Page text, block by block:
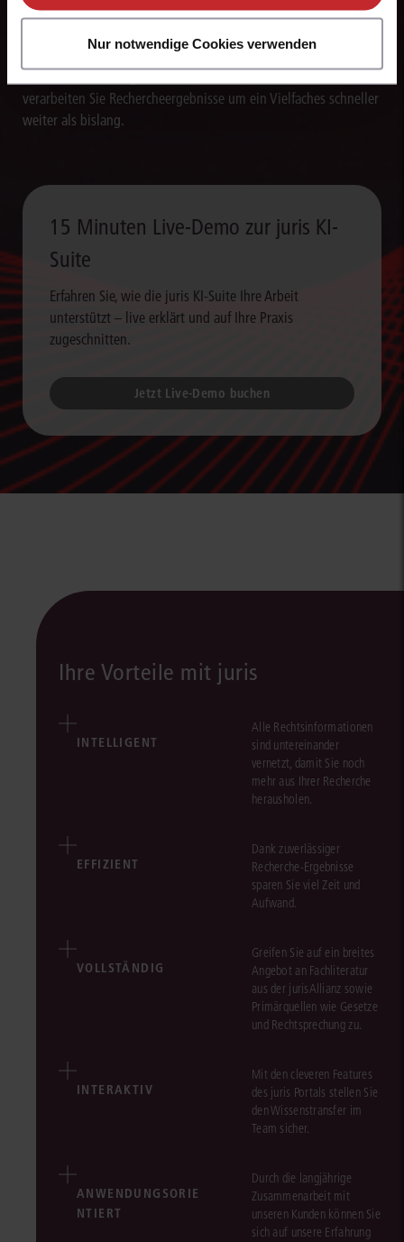
Nur notwendige Cookies verwenden
Texte blitzschnell erstellen
Die juris KI-Suite erstellt in Sekunden Textentwürfe für
verarbeiten Sie Rechercheergebnisse um ein Vielfaches schneller
weiter als bislang.
15 Minuten Live-Demo zur juris KI-
Suite
Erfahren Sie, wie die juris KI-Suite Ihre Arbeit
unterstützt – live erklärt und auf Ihre Praxis
zugeschnitten.
Jetzt Live-Demo buchen
Ihre Vorteile mit juris
INTELLIGENT
Alle Rechtsinformationen
sind untereinander
vernetzt, damit Sie noch
mehr aus Ihrer Recherche
herausholen.
EFFIZIENT
Dank zuverlässiger
Recherche-Ergebnisse
sparen Sie viel Zeit und
Aufwand.
VOLLSTÄNDIG
Greifen Sie auf ein breites
Angebot an Fachliteratur
aus der jurisAllianz sowie
Primärquellen wie Gesetze
und Rechtsprechung zu.
INTERAKTIV
Mit den cleveren Features
des juris Portals stellen Sie
den Wissenstransfer im
Team sicher.
ANWENDUNGSORIE
NTIERT
Durch die langjährige
Zusammenarbeit mit
unseren Kunden können Sie
sich auf unsere Erfahrung